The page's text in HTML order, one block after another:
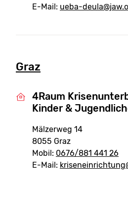
E-Mail: ueba-
Graz
4Raum
Kinder &
Mälzerweg 14
8055 Graz
Mobil: 0676/881 441 26
E-Mail: